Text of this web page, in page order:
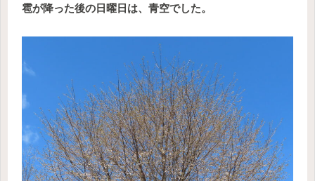
雹が降った後の日曜日は、青空でした。